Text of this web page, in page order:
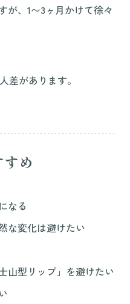
が、1〜3ヶ月かけて徐々
差があります。
め
なる
な変化は避けたい
山型リップ」を避けたい